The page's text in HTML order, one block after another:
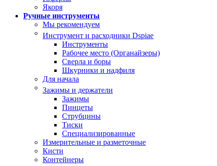
Якоря
Ручные инструменты
Мы рекомендуем
Инструмент и расходники Dspiae
Инструменты
Рабочее место (Органайзеры)
Сверла и боры
Шкурники и надфиля
Для начала
Зажимы и держатели
Зажимы
Пинцеты
Струбцины
Тиски
Специализированные
Измерительные и разметочные
Кисти
Контейнеры